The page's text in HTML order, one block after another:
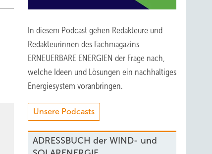
In diesem Podcast gehen Redakteure und
Redakteurinnen des Fachmagazins
ERNEUERBARE ENERGIEN der Frage nach,
welche Ideen und Lösungen ein nachhaltiges
Energiesystem voranbringen.
Unsere Podcasts
ADRESSBUCH der WIND- und